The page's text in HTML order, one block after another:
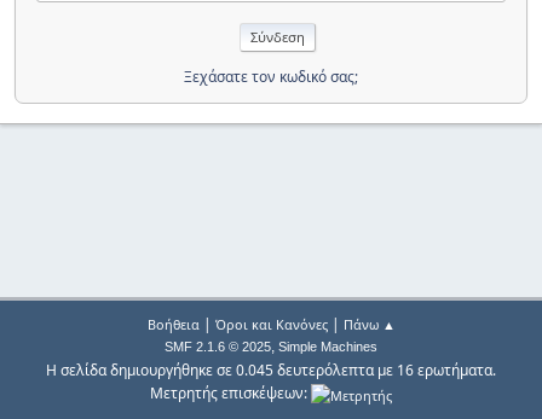
Ξεχάσατε τον κωδικό σας;
Βοήθεια| Όροι και Κανόνες| Πάνω ▲
SMF 2.1.6 © 2025, Simple Machines
Η σελίδα δημιουργήθηκε σε 0.045 δευτερόλεπτα με 16 ερωτήματα.
Μετρητής επισκέψεων: